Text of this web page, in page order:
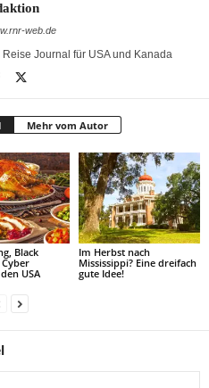
web.de
Journal für USA und Kanada
Mehr vom Autor
Black
USA
Im Herbst nach
Mississippi? Eine dreifach
gute Idee!